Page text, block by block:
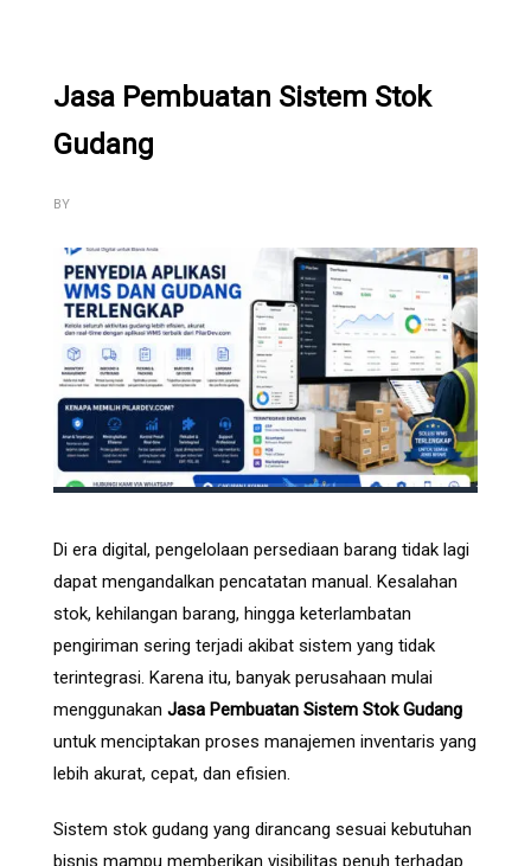
Jasa Pembuatan Sistem Stok
Gudang
BY
Di era digital, pengelolaan persediaan barang tidak lagi
dapat mengandalkan pencatatan manual. Kesalahan
stok, kehilangan barang, hingga keterlambatan
pengiriman sering terjadi akibat sistem yang tidak
terintegrasi. Karena itu, banyak perusahaan mulai
menggunakan Jasa Pembuatan Sistem Stok Gudang
untuk menciptakan proses manajemen inventaris yang
lebih akurat, cepat, dan efisien.
Sistem stok gudang yang dirancang sesuai kebutuhan
bisnis mampu memberikan visibilitas penuh terhadap